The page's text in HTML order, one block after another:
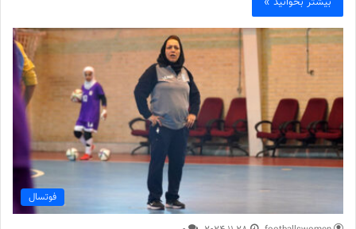
فوتسال